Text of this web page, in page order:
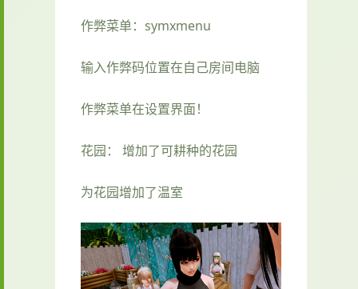
作弊菜单：symxmenu
输入作弊码位置在自己房间电脑
作弊菜单在设置界面！
花园： 增加了可耕种的花园
为花园增加了温室